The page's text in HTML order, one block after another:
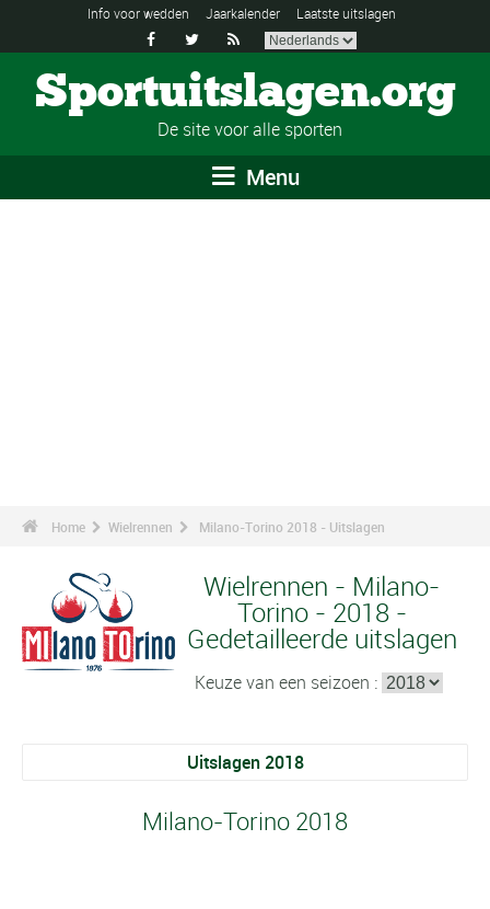
Info voor wedden Jaarkalender Laatste uitslagen
  
Sportuitslagen.org
De site voor alle sporten
Menu
Home Wielrennen Milano-Torino 2018 - Uitslagen
Wielrennen - Milano-
Torino - 2018 -
Gedetailleerde uitslagen
Keuze van een seizoen :
Uitslagen 2018
Milano-Torino 2018